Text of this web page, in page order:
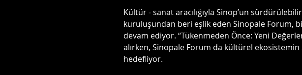
Kültür - sanat aracılığıyla Sinop’un
kuruluşundan beri eşlik eden Sinopale Forum,
devam ediyor. “Tükenmeden Önce: Yeni
alırken, Sinopale Forum da kültürel
hedefliyor.